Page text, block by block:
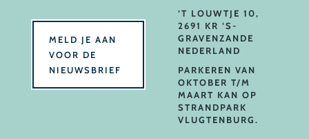
MELD JE AAN
VOOR DE
NIEUWSBRIEF
’T LOUWTJE 10,
2691 KR ‘S-
GRAVENZANDE
NEDERLAND
PARKEREN VAN
OKTOBER T/M
MAART KAN OP
STRANDPARK
VLUGTENBURG.